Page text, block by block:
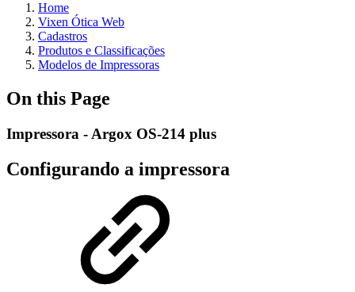
Home
Vixen Ótica Web
Cadastros
Produtos e Classificações
Modelos de Impressoras
On this Page
Impressora - Argox OS-214 plus
Configurando a impressora